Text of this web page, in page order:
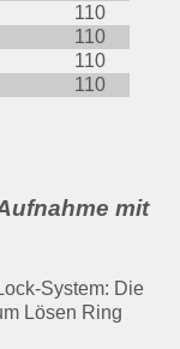
110
110
110
110
mit
System: Die
Lösen Ring